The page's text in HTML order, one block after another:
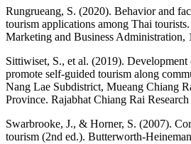
Rungrueang, S. (2020). Behavior and
tourism applications among Thai
Marketing and Business Administration,
Sittiwiset, S., et al. (2019).
promote self-guided tourism along
Nang Lae Subdistrict, Mueang Chiang
Province. Rajabhat Chiang Rai
Swarbrooke, J., & Horner, S. (2007).
tourism (2nd ed.). Butterworth-